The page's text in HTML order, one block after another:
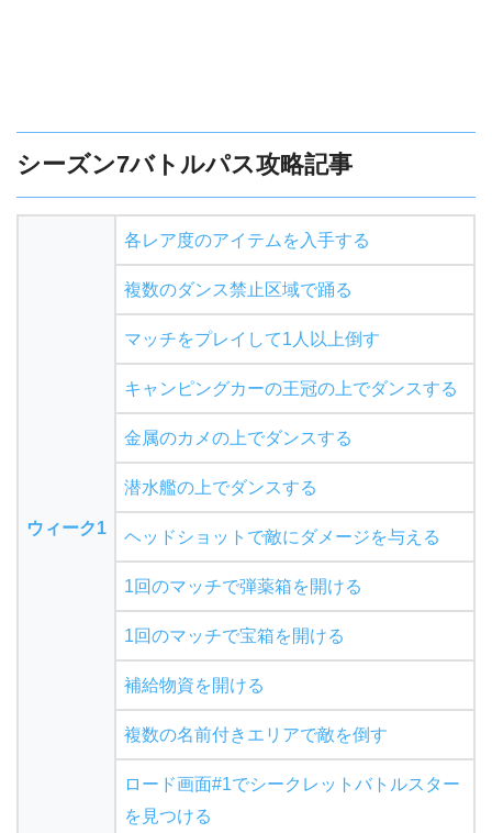
シーズン7バトルパス攻略記事
ウィーク1
各レア度のアイテムを入手する
複数のダンス禁止区域で踊る
マッチをプレイして1人以上倒す
キャンピングカーの王冠の上でダンスする
金属のカメの上でダンスする
潜水艦の上でダンスする
ヘッドショットで敵にダメージを与える
1回のマッチで弾薬箱を開ける
1回のマッチで宝箱を開ける
補給物資を開ける
複数の名前付きエリアで敵を倒す
ロード画面#1でシークレットバトルスター
を見つける